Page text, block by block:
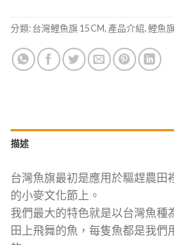
分類:台灣鯉魚旗 15 CM, 產品介紹,鯉魚旗
描述
台灣魚旗最初是應用於驅趕農田
的小麥文化節上。
我們最大的特色就是以台灣魚種
田上飛舞的魚，每隻魚都是我們